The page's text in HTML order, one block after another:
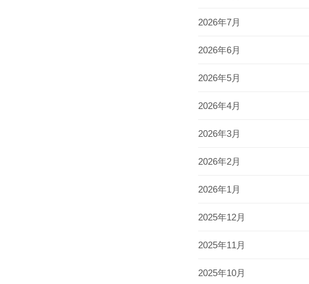
2026年7月
2026年6月
2026年5月
2026年4月
2026年3月
2026年2月
2026年1月
2025年12月
2025年11月
2025年10月